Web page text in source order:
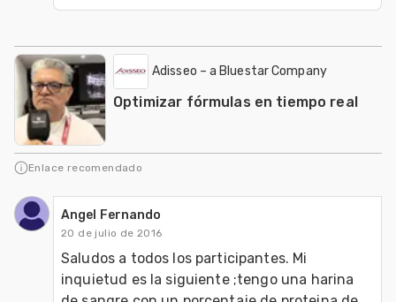
Adisseo – a Bluestar Company
Optimizar fórmulas en tiempo real
Enlace recomendado
Angel Fernando
20 de julio de 2016
Saludos a todos los participantes. Mi
inquietud es la siguiente ;tengo una harina